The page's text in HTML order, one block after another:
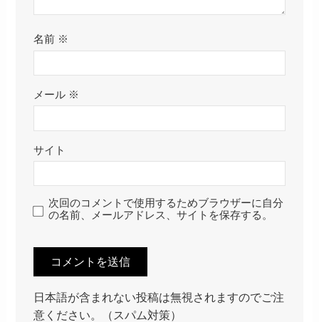
名前 ※
メール ※
サイト
次回のコメントで使用するためブラウザーに自分
の名前、メールアドレス、サイトを保存する。
日本語が含まれない投稿は無視されますのでご注
意ください。（スパム対策）